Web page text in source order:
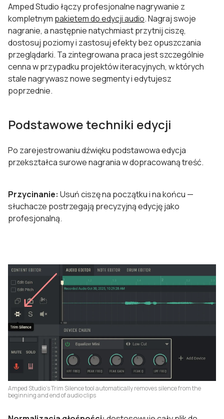
Amped Studio łączy profesjonalne nagrywanie z
kompletnym pakietem do edycji audio. Nagraj swoje
nagranie, a następnie natychmiast przytnij ciszę,
dostosuj poziomy i zastosuj efekty bez opuszczania
przeglądarki. Ta zintegrowana praca jest szczególnie
cenna w przypadku projektów iteracyjnych, w których
stale nagrywasz nowe segmenty i edytujesz
poprzednie.
Podstawowe techniki edycji
Po zarejestrowaniu dźwięku podstawowa edycja
przekształca surowe nagrania w dopracowaną treść.
Przycinanie: Usuń ciszę na początku i na końcu —
słuchacze postrzegają precyzyjną edycję jako
profesjonalną.
Amped Studio’s Trim Silence tool automatically removes silence from the
beginning and end of audio clips